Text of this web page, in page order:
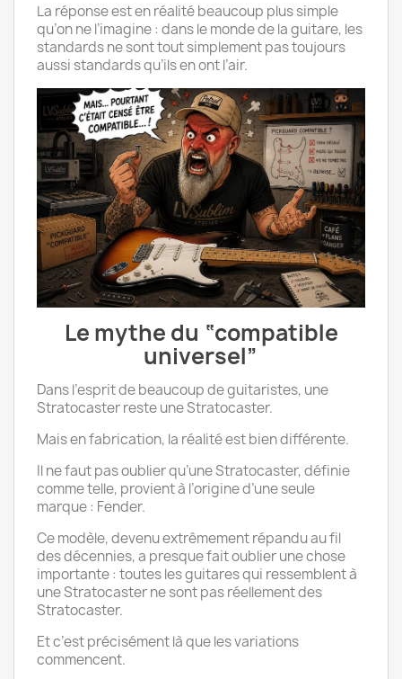
La réponse est en réalité beaucoup plus simple
qu’on ne l’imagine : dans le monde de la guitare, les
standards ne sont tout simplement pas toujours
aussi standards qu’ils en ont l’air.
Le mythe du “compatible
universel”
Dans l’esprit de beaucoup de guitaristes, une
Stratocaster reste une Stratocaster.
Mais en fabrication, la réalité est bien différente.
Il ne faut pas oublier qu’une Stratocaster, définie
comme telle, provient à l’origine d’une seule
marque : Fender.
Ce modèle, devenu extrêmement répandu au fil
des décennies, a presque fait oublier une chose
importante : toutes les guitares qui ressemblent à
une Stratocaster ne sont pas réellement des
Stratocaster.
Et c’est précisément là que les variations
commencent.